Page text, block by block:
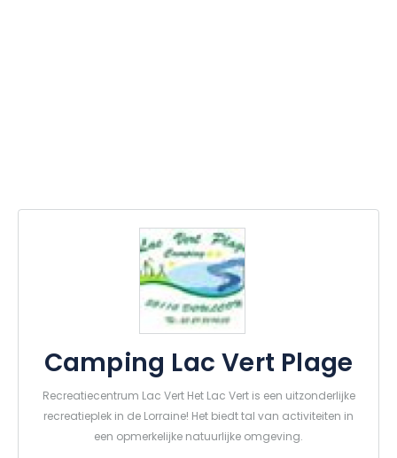
Camping Lac Vert Plage
Recreatiecentrum Lac Vert Het Lac Vert is een uitzonderlijke
recreatieplek in de Lorraine! Het biedt tal van activiteiten in
een opmerkelijke natuurlijke omgeving.